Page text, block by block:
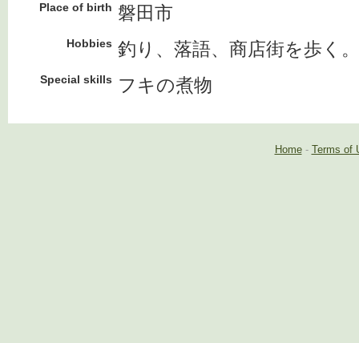
Place of birth 磐田市
Hobbies 釣り、落語、商店街を歩く。
Special skills フキの煮物
Home- Terms of